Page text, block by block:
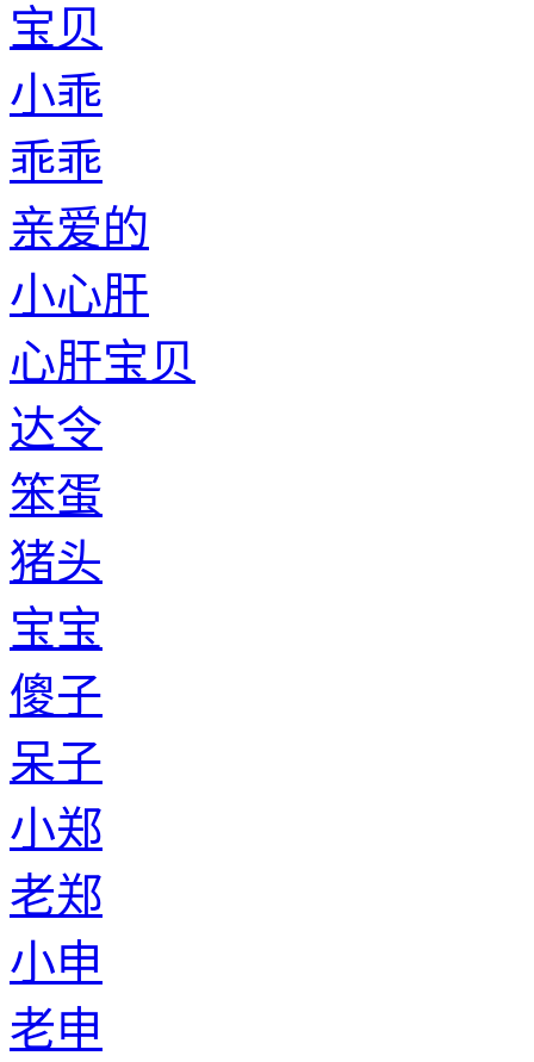
宝贝
小乖
乖乖
亲爱的
小心肝
心肝宝贝
达令
笨蛋
猪头
宝宝
傻子
呆子
小郑
老郑
小申
老申